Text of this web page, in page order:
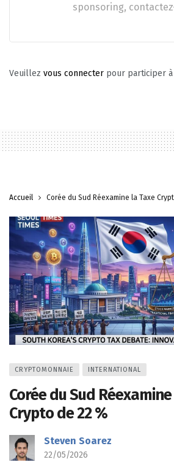
sponsoring,
Veuillez vous connecter pour participer
Accueil Corée du Sud Réexamine la Taxe
CRYPTOMONNAIE INTERNATIONAL
Corée du Sud
Crypto de 22 %
Steven Soarez
22/05/2026